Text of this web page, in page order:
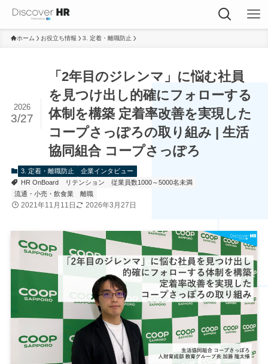
ホーム お役立ち情報 3. 定着・離職防止
「2年目のジレンマ」に悩む社員
を見つけ出し的確にフォローする
体制を構築 定着率改善を実現した
コープさっぽろの取り組み | 生活
協同組合 コープさっぽろ
2026
3/27
3. 定着・離職防止
企業インタビュー
HR OnBoard
リテンション
従業員数1000～5000名未満
流通・小売・飲食業
離職
2021年11月11日 2026年3月27日